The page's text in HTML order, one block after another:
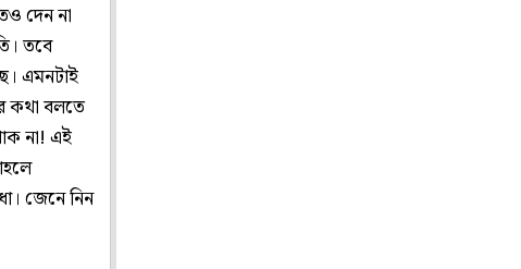
দেন না
তবে
এমনটাই
কথা বলতে
না! এই
জেনে নিন